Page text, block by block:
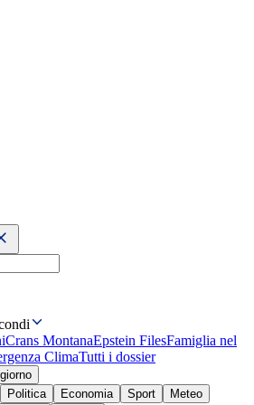
Crans MontanaEpstein FilesFamiglia nel
ClimaTutti i dossier
Politica Economia Sport
Meteo